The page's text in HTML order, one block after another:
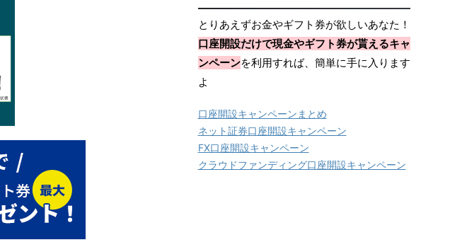
とりあえずお金やギフト券が欲しいあなた！
口座開設だけで現金やギフト券が貰えるキャ
ンペーンを利用すれば、簡単に手に入ります
よ
口座開設キャンペーンまとめ
ネット証券口座開設キャンペーン
FX口座開設キャンペーン
クラウドファンディング口座開設キャンペーン